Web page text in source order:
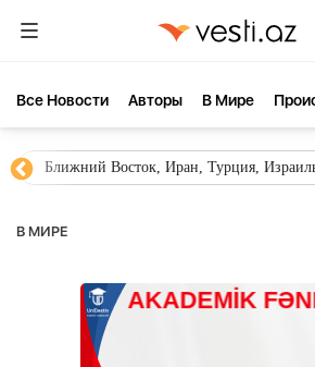
Все Новости Aвторы В Мире
Ближний Восток, Иран, Турция,
В МИРЕ